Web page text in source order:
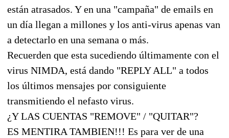
están atrasados. Y en una "campaña" de emails en
un día llegan a millones y los anti-virus apenas van
a detectarlo en una semana o más.
Recuerden que esta sucediendo últimamente con el
virus NIMDA, está dando "REPLY ALL" a todos
los últimos mensajes por consiguiente
transmitiendo el nefasto virus.
¿Y LAS CUENTAS "REMOVE" / "QUITAR"?
ES MENTIRA TAMBIEN!!! Es para ver de una